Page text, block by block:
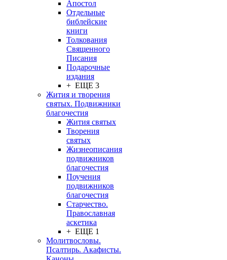
Апостол
Отдельные
библейские
книги
Толкования
Священного
Писания
Подарочные
издания
+ ЕЩЕ 3
Жития и творения
святых. Подвижники
благочестия
Жития святых
Творения
святых
Жизнеописания
подвижников
благочестия
Поучения
подвижников
благочестия
Старчество.
Православная
аскетика
+ ЕЩЕ 1
Молитвословы.
Псалтирь. Акафисты.